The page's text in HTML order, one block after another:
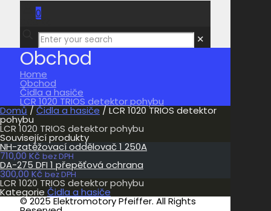
0
0,00 Kč
✕
Obchod
Home
Obchod
Čidla a hasiče
LCR 1020 TRIOS detektor pohybu
Domů / Čidla a hasiče / LCR 1020 TRIOS detektor
pohybu
LCR 1020 TRIOS detektor pohybu
Související produkty
NH-zatěžovací oddělovač 1 250A
710,00 Kč bez DPH
DA-275 DFI 1 přepěťová ochrana
300,00 Kč bez DPH
LCR 1020 TRIOS detektor pohybu
Kategorie Čidla a hasiče
© 2025 Elektromotory Pfeiffer. All Rights